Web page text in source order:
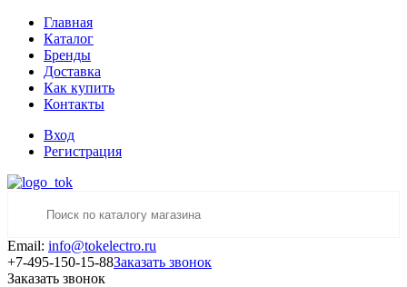
Главная
Каталог
Бренды
Доставка
Как купить
Контакты
Вход
Регистрация
Email: info@tokelectro.ru
+7-495-150-15-88Заказать звонок
Заказать звонок